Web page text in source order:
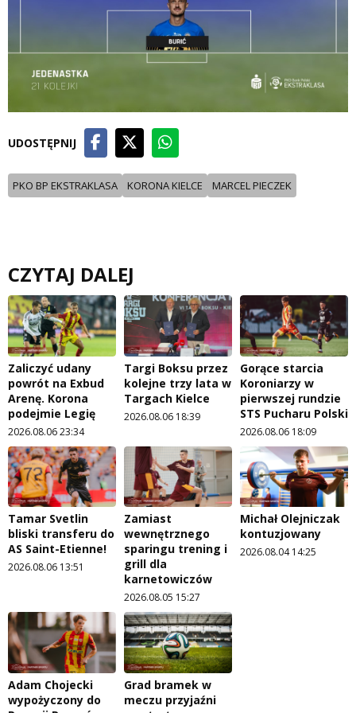
UDOSTĘPNIJ
PKO BP EKSTRAKLASA KORONA KIELCE MARCEL PIECZEK
CZYTAJ DALEJ
Zaliczyć udany
powrót na Exbud
Arenę. Korona
podejmie Legię
2026.08.06 23:34
Targi Boksu przez
kolejne trzy lata w
Targach Kielce
2026.08.06 18:39
Gorące starcia
Koroniarzy w
pierwszej rundzie
STS Pucharu Polski
2026.08.06 18:09
Tamar Svetlin
bliski transferu do
AS Saint-Etienne!
2026.08.06 13:51
Zamiast
wewnętrznego
sparingu trening i
grill dla
karnetowiczów
2026.08.05 15:27
Michał Olejniczak
kontuzjowany
2026.08.04 14:25
Adam Chojecki
wypożyczony do
Grad bramek w
meczu przyjaźni